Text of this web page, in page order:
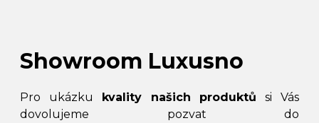
Showroom Luxusno
Pro ukázku kvality našich produktů si Vás
dovolujeme pozvat do